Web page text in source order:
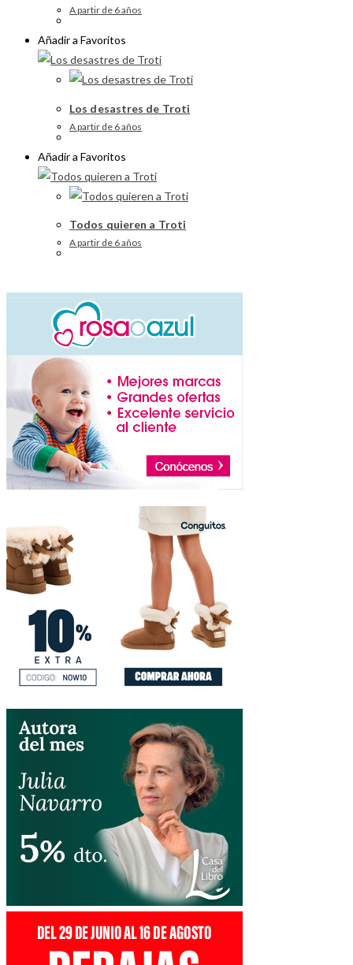
A partir de 6 años
Añadir a Favoritos
Los desastres de Troti
A partir de 6 años
Añadir a Favoritos
Todos quieren a Troti
A partir de 6 años